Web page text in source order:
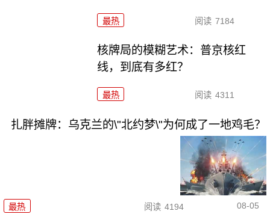
最热 阅读 7184
核牌局的模糊艺术：普京核红
线，到底有多红？
最热 阅读 4311
扎胖摊牌：乌克兰的\"北约梦\"为何成了一地鸡毛？
最热 阅读 4194 08-05